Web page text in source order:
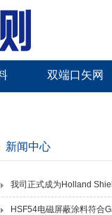
双端口矢网
新闻中心
我司正式成为Holland
HSF54电磁屏蔽涂料符合